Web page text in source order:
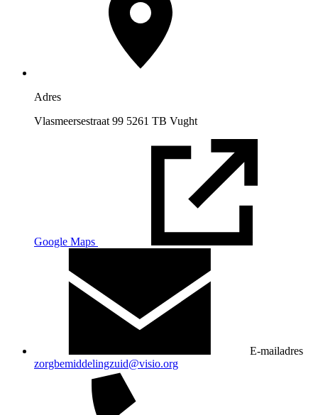
Adres
Vlasmeersestraat 99 5261 TB Vught
Google Maps
E-mailadres
zorgbemiddelingzuid@visio.org